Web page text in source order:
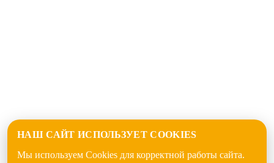
НАШ САЙТ ИСПОЛЬЗУЕТ COOKIES
Мы используем Cookies для корректной работы сайта.